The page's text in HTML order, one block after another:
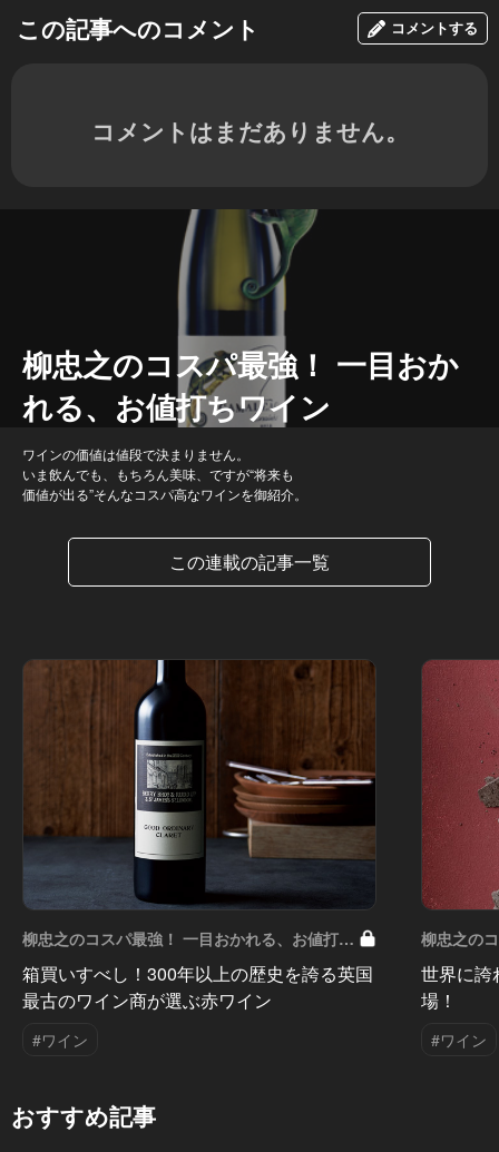
この記事へのコメント コメントする
コメントはまだありません。
柳忠之のコスパ最強！ 一目おか
れる、お値打ちワイン
ワインの価値は値段で決まりません。
いま飲んでも、もちろん美味、ですが“将来も
価値が出る”そんなコスパ高なワインを御紹介。
この連載の記事一覧
柳忠之のコスパ最強！ 一目おかれる、お値打ち
ワイン Vol.6
箱買いすべし！300年以上の歴史を誇る英国
最古のワイン商が選ぶ赤ワイン
#ワイン
柳忠之の
ワイン
世界に誇
場！
#ワイン
おすすめ記事